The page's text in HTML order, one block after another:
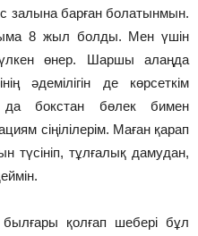
залына барған болатынмын.
8 жыл болды. Мен үшін
өнер. Шаршы алаңда
әдемілігін де көрсеткім
да бокстан бөлек бимен
сіңілілерім. Маған қарап
түсініп, тұлғалық дамудан,
қолғап шебері бұл